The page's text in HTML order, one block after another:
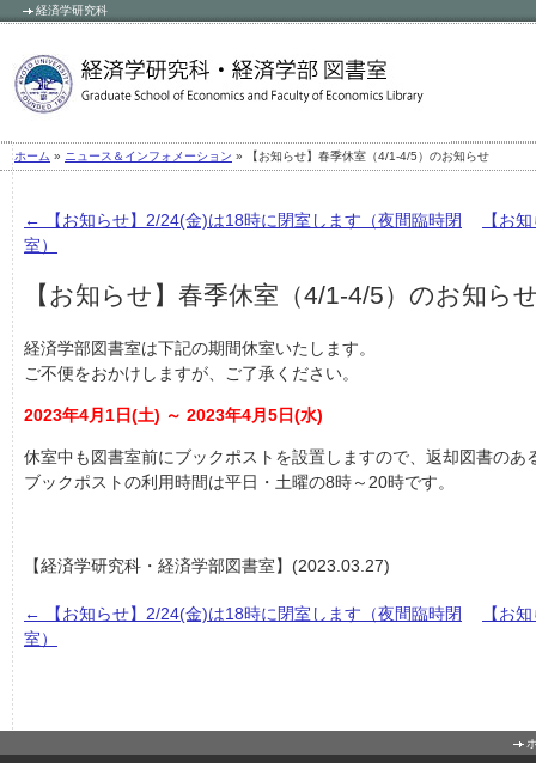
経済学研究科
ホーム » ニュース＆インフォメーション » 【お知らせ】春季休室（4/1-4/5）のお知らせ
←
【お知らせ】2/24(金)は18時に閉室します（夜間臨時閉
室）
【お
【お知らせ】春季休室（4/1-4/5）のお知ら
経済学部図書室は下記の期間休室いたします。
ご不便をおかけしますが、ご了承ください。
2023年4月1日(土) ～ 2023年4月5日(水)
休室中も図書室前にブックポストを設置しますので、返却図書のあ
ブックポストの利用時間は平日・土曜の8時～20時です。
【経済学研究科・経済学部図書室】(2023.03.27)
←
【お知らせ】2/24(金)は18時に閉室します（夜間臨時閉
室）
【お